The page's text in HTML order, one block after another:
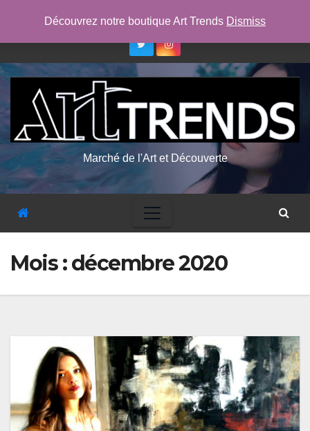
ven. Août 7th, 2026 3:44:49 PM
Marché de l'Art et Découverte
Mois :décembre 2020
Découvrez notre boutique Art Trends Dismiss